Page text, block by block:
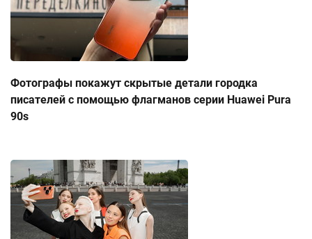
Фотографы покажут скрытые детали городка
писателей с помощью флагманов серии Huawei Pura
90s